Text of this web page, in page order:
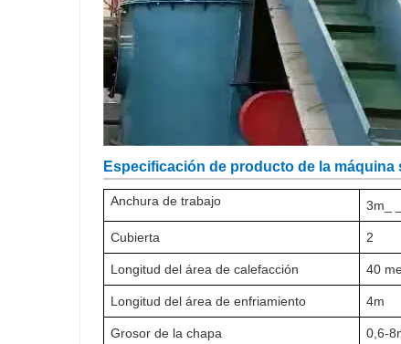
Especificación de producto de la máquina
Anchura de trabajo 3m_
Cubierta 2
Longitud del área de calefacción 40
Longitud del área de enfriamiento 4m
Grosor de la chapa 0,6-